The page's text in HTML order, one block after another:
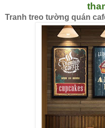
Tranh treo tường quán